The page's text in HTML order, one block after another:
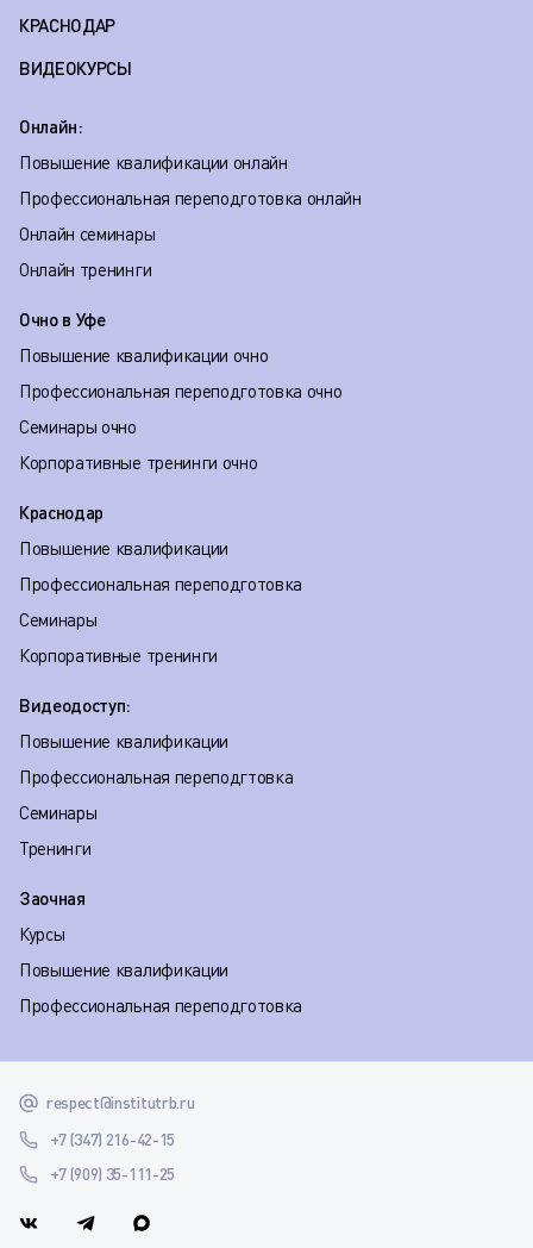
КРАСНОДАР
ВИДЕОКУРСЫ
Онлайн:
Повышение квалификации онлайн
Профессиональная переподготовка онлайн
Онлайн семинары
Онлайн тренинги
Очно в Уфе
Повышение квалификации очно
Профессиональная переподготовка очно
Семинары очно
Корпоративные тренинги очно
Краснодар
Повышение квалификации
Профессиональная переподготовка
Семинары
Корпоративные тренинги
Видеодоступ:
Повышение квалификации
Профессиональная переподгтовка
Семинары
Тренинги
Заочная
Курсы
Повышение квалификации
Профессиональная переподготовка
respect@institutrb.ru
+7 (347) 216-42-15
+7 (909) 35-111-25